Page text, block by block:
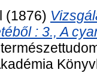
(1876)
: 3., A